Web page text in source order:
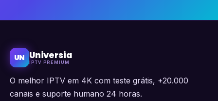
UN Universia
IPTV PREMIUM
O melhor IPTV em 4K com teste grátis, +20.000
canais e suporte humano 24 horas.